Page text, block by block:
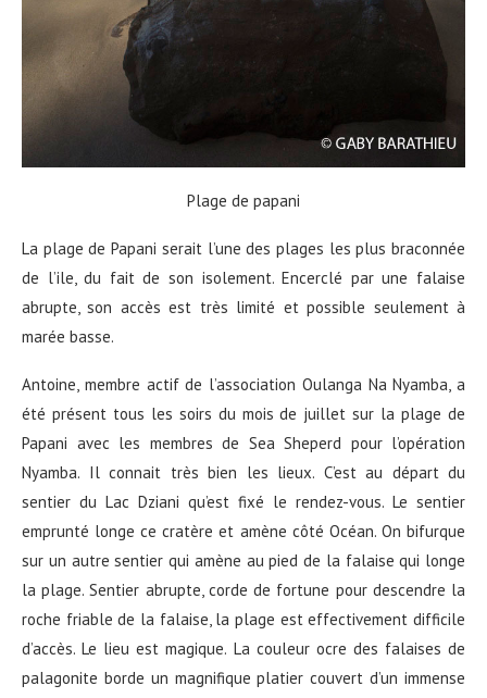
Plage de papani
La plage de Papani serait l’une des plages les plus braconnée
de l’ile, du fait de son isolement. Encerclé par une falaise
abrupte, son accès est très limité et possible seulement à
marée basse.
Antoine, membre actif de l’association Oulanga Na Nyamba, a
été présent tous les soirs du mois de juillet sur la plage de
Papani avec les membres de Sea Sheperd pour l’opération
Nyamba. Il connait très bien les lieux. C’est au départ du
sentier du Lac Dziani qu’est fixé le rendez-vous. Le sentier
emprunté longe ce cratère et amène côté Océan. On bifurque
sur un autre sentier qui amène au pied de la falaise qui longe
la plage. Sentier abrupte, corde de fortune pour descendre la
roche friable de la falaise, la plage est effectivement difficile
d’accès. Le lieu est magique. La couleur ocre des falaises de
palagonite borde un magnifique platier couvert d’un immense